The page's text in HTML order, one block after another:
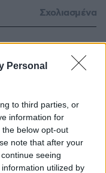
Personal
to third parties, or
information for
below opt-out
note that after your
seeing
utilized by
Σχολιασμένα
Βέλγοι
έχασε
Yπέγραψε
– Από το πιο